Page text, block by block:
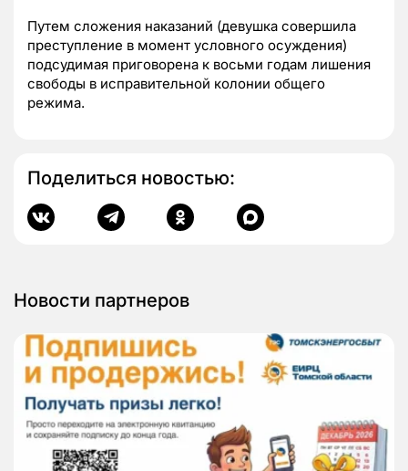
Путем сложения наказаний (девушка совершила
преступление в момент условного осуждения)
подсудимая приговорена к восьми годам лишения
свободы в исправительной колонии общего
режима.
Поделиться новостью:
Новости партнеров